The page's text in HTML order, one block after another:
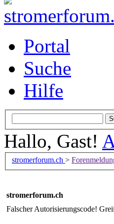
Portal
Suche
Hilfe
Hallo, Gast!
stromerforum.ch >
stromerforum.ch
Falscher Autorisierungscode!